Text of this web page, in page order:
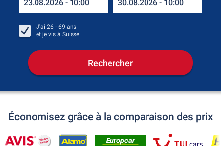
J'ai 26 - 69 ans
et je vis à Suisse
Rechercher
Économisez grâce à la comparaison des prix